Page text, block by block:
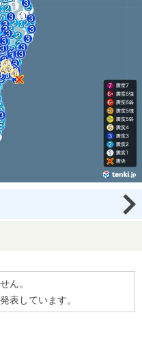
ん。
表しています。